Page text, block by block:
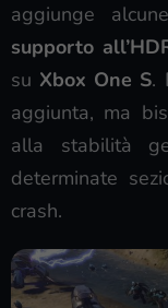
aggiunge
supporto
su Xbox One S.
aggiunta, ma
alla stabilità
determinate
crash.